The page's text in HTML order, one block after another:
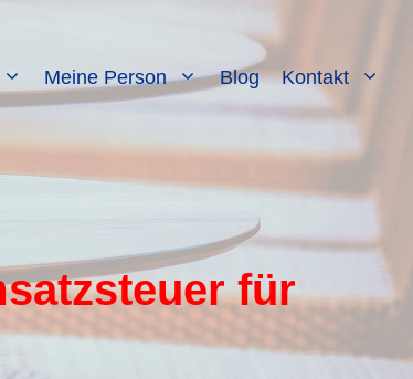
Meine Person Blog Kontakt
für